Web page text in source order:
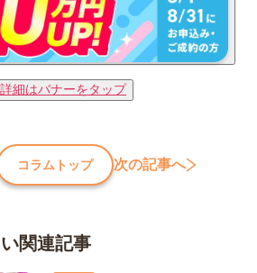
細はバナーをタップ
コラムトップ 次の記事へ
関連記事